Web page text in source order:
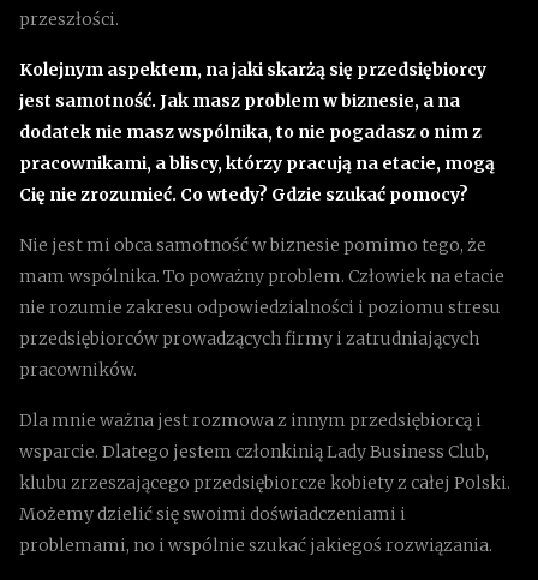
przeszłości.
Kolejnym aspektem, na jaki skarżą się przedsiębiorcy
jest samotność. Jak masz problem w biznesie, a na
dodatek nie masz wspólnika, to nie pogadasz o nim z
pracownikami, a bliscy, którzy pracują na etacie, mogą
Cię nie zrozumieć. Co wtedy? Gdzie szukać pomocy?
Nie jest mi obca samotność w biznesie pomimo tego, że
mam wspólnika. To poważny problem. Człowiek na etacie
nie rozumie zakresu odpowiedzialności i poziomu stresu
przedsiębiorców prowadzących firmy i zatrudniających
pracowników.
Dla mnie ważna jest rozmowa z innym przedsiębiorcą i
wsparcie. Dlatego jestem członkinią Lady Business Club,
klubu zrzeszającego przedsiębiorcze kobiety z całej Polski.
Możemy dzielić się swoimi doświadczeniami i
problemami, no i wspólnie szukać jakiegoś rozwiązania.